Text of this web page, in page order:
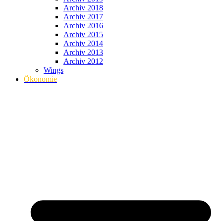
Archiv 2018
Archiv 2017
Archiv 2016
Archiv 2015
Archiv 2014
Archiv 2013
Archiv 2012
Wings
Ökonomie